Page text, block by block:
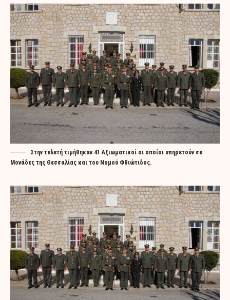
Στην τελετή τιμήθηκαν 41 Αξιωματικοί οι οποίοι υπηρετούν σε
Μονάδες της Θεσσαλίας και του Νομού Φθιώτιδος.